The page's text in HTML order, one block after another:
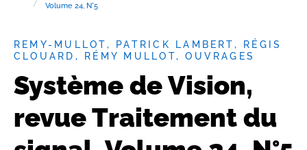
Volume 24, N°5
REMY-MULLOT, PATRICK LAMBERT, RÉGIS
CLOUARD, RÉMY MULLOT, OUVRAGES
Système de Vision,
revue Traitement du